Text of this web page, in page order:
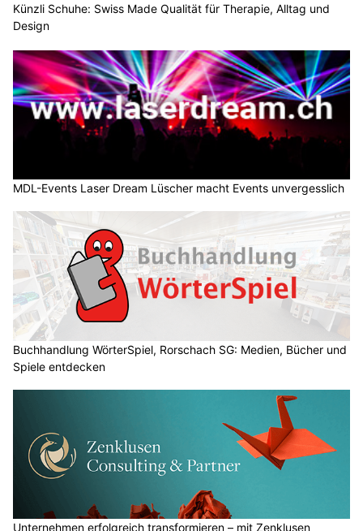
Künzli Schuhe: Swiss Made Qualität für Therapie, Alltag und
Design
MDL-Events Laser Dream Lüscher macht Events unvergesslich
Buchhandlung WörterSpiel, Rorschach SG: Medien, Bücher und
Spiele entdecken
Unternehmen erfolgreich transformieren – mit Zenklusen